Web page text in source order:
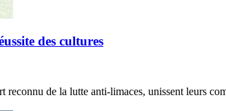
des cultures
de la lutte anti-limaces, unissent leurs